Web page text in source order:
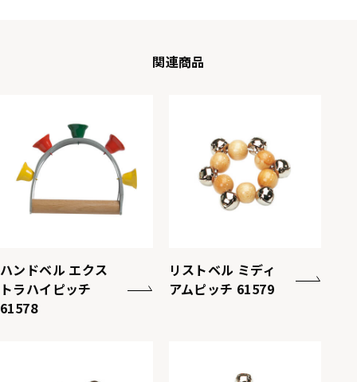
関連商品
ハンドベル エクス
トラハイピッチ
61578
リストベル ミディ
アムピッチ 61579